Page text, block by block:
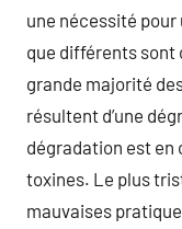
une nécessité pour
que différents sont
grande majorité
résultent d’une
dégradation est en
toxines. Le plus
mauvaises